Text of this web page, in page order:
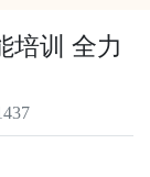
单和重大劳动保
培训 全力